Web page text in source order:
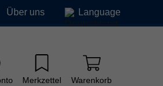
Über uns Language
Merkzettel Warenkorb